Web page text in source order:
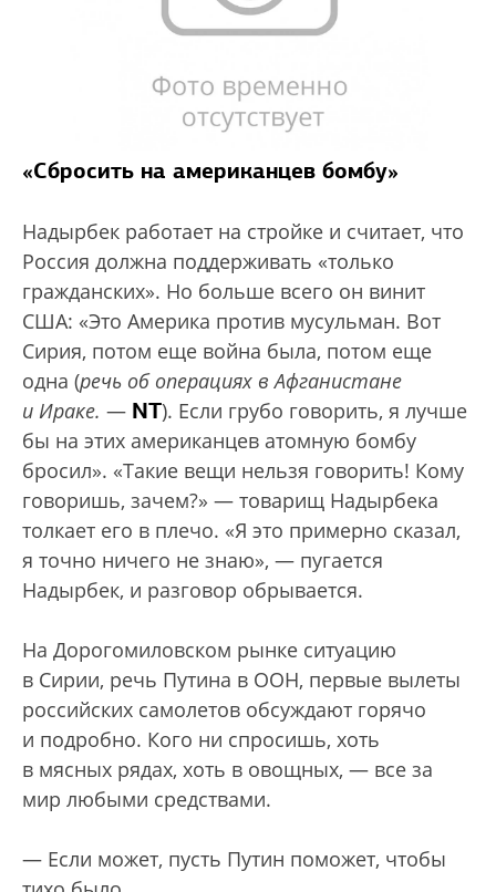
«Сбросить на американцев бомбу»
Надырбек работает на стройке и считает, что
Россия должна поддерживать «только
гражданских». Но больше всего он винит
США: «Это Америка против мусульман. Вот
Сирия, потом еще война была, потом еще
одна (речь об операциях в Афганистане
и Ираке. — NT). Если грубо говорить, я лучше
бы на этих американцев атомную бомбу
бросил». «Такие вещи нельзя говорить! Кому
говоришь, зачем?» — товарищ Надырбека
толкает его в плечо. «Я это примерно сказал,
я точно ничего не знаю», — пугается
Надырбек, и разговор обрывается.
На Дорогомиловском рынке ситуацию
в Сирии, речь Путина в ООН, первые вылеты
российских самолетов обсуждают горячо
и подробно. Кого ни спросишь, хоть
в мясных рядах, хоть в овощных, — все за
мир любыми средствами.
— Если может, пусть Путин поможет, чтобы